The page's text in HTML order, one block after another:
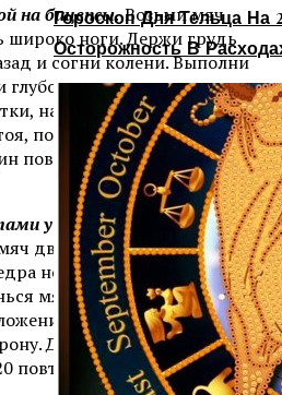
Гороскоп Для Тельца На
Осторожность В
на бицепсы.Возьми мяч
широко ноги. Держи грудь
и согни колени. Выполни
опуская мяч между
напряги ягодицы и
поднося мяч к груди прямо
повтор. Сделай упражнение
у стены. Прислонись
двумя руками перед собой
неподвижны. Сделай
мячом до стены (В).
Это один повтор.
Двигайся медленно,
повторов.